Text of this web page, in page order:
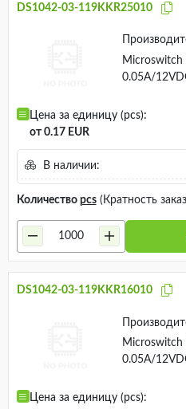
DS1042-03-119KKR25010
Microswitch
0.05A/
Цена за единицу (pcs):
от 0.17 EUR
В наличии:
Количество pcs(Кратность
DS1042-03-119KKR16010
Microswitch
0.05A/
Цена за единицу (pcs):